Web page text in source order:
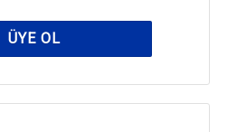
ÜYE OL